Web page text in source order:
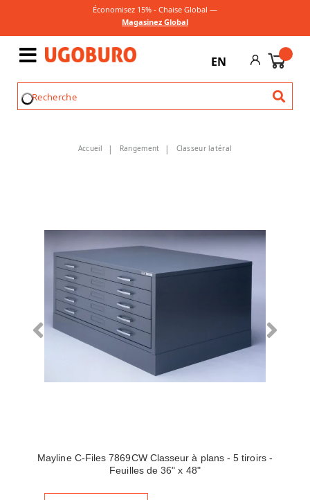
Économisez 15% - Chaise Global —
Magasinez Global
EN
Accueil Rangement Classeur latéral
Mayline C-Files 7869CW Classeur à plans - 5 tiroirs -
Feuilles de 36" x 48"